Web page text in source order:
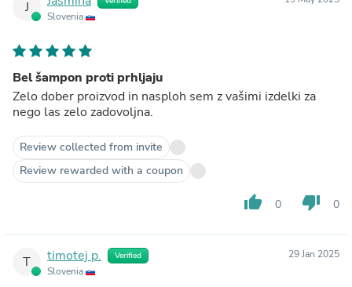
J
Slovenia
Bel šampon proti prhljaju
Zelo dober proizvod in nasploh sem z vašimi izdelki za
nego las zelo zadovoljna.
Review collected from invite
Review rewarded with a coupon
thumb_up 0 thumb_down 0
T timotej p. Verified
Slovenia
29 Jan 2025